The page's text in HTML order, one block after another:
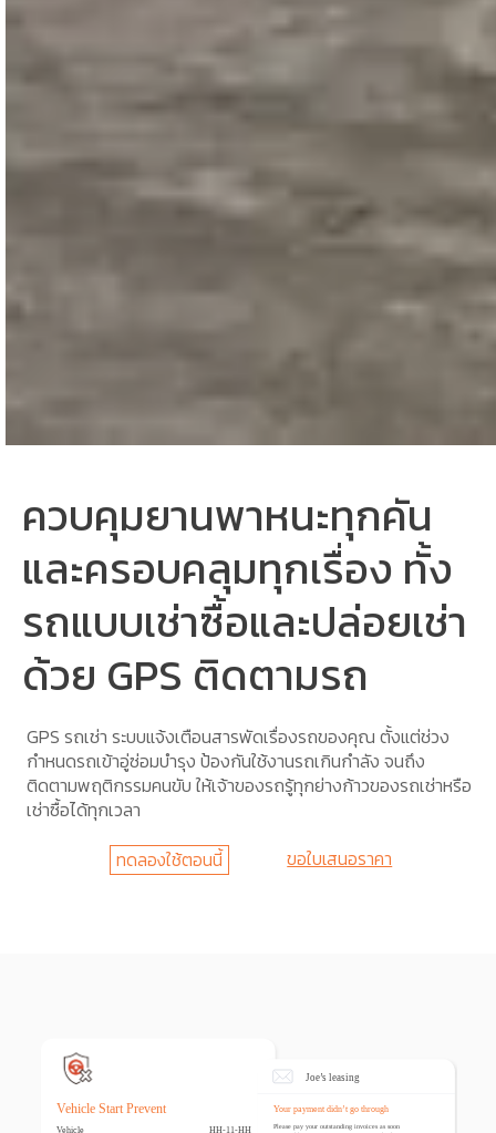
ควบคุมยานพาหนะทุกคัน
และครอบคลุมทุกเรื่อง ทั้ง
รถแบบเช่าซื้อและปล่อยเช่า
ด้วย GPS ติดตามรถ
GPS รถเช่า ระบบแจ้งเตือนสารพัดเรื่องรถของคุณ ตั้งแต่ช่วง
กำหนดรถเข้าอู่ซ่อมบำรุง ป้องกันใช้งานรถเกินกำลัง จนถึง
ติดตามพฤติกรรมคนขับ ให้เจ้าของรถรู้ทุกย่างก้าวของรถเช่าหรือ
เช่าซื้อได้ทุกเวลา
ทดลองใช้ตอนนี้ ขอใบเสนอราคา